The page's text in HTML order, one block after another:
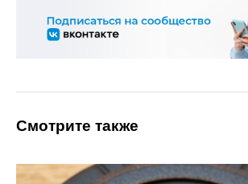
Смотрите также